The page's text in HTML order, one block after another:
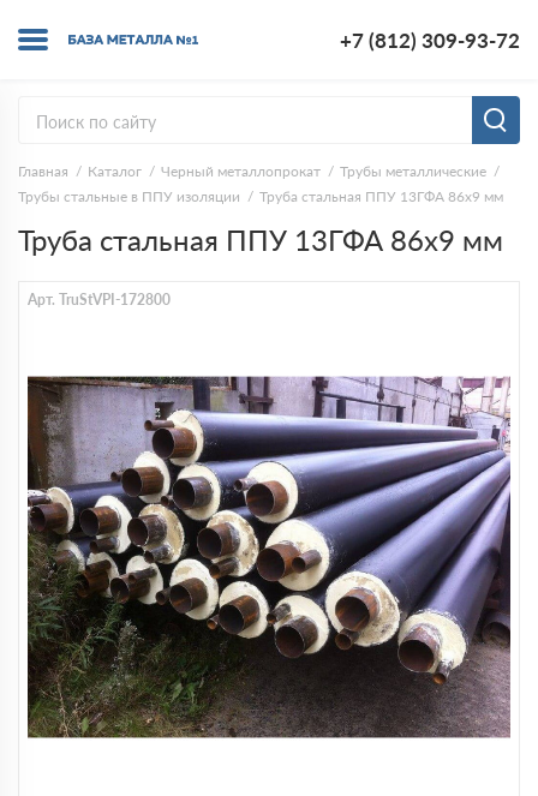
+7 (812) 309-93-72
Главная Каталог Черный металлопрокат
Трубы металлические
Трубы стальные в ППУ изоляции
Труба стальная ППУ 13ГФА 86х9 мм
Труба стальная ППУ 13ГФА 86х9 мм
Арт. TruStVPI-172800